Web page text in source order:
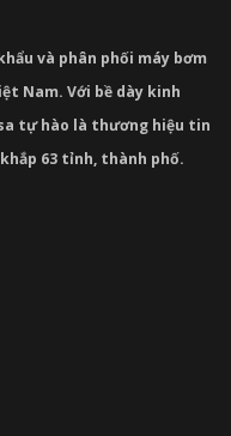
và phân phối máy bơm
Nam. Với bề dày kinh
tự hào là thương hiệu tin
63 tỉnh, thành phố.